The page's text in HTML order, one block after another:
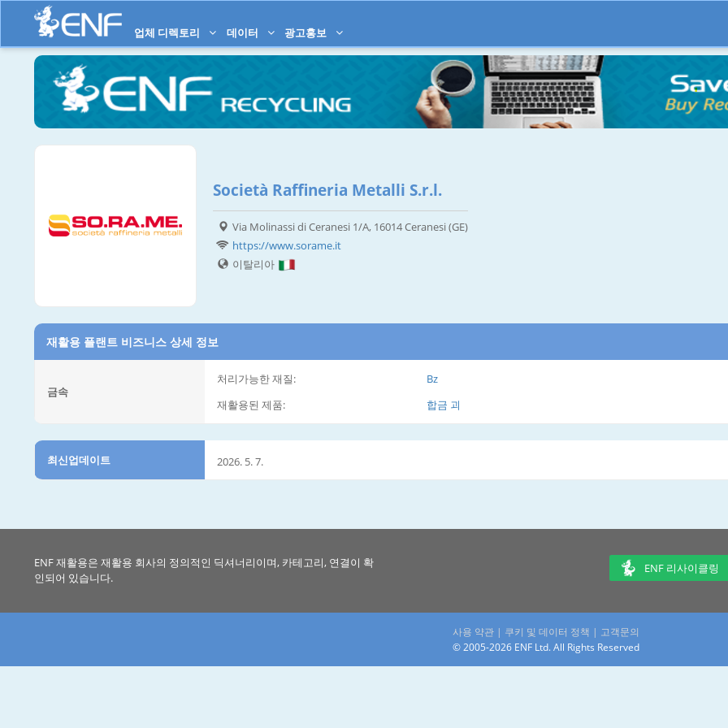
업체 디렉토리 데이터 광고홍보
Società Raffineria Metalli S.r.l.
Via Molinassi di Ceranesi 1/A, 16014 Ceranesi (GE)
https://www.sorame.it
이탈리아
재활용 플랜트 비즈니스 상세 정보
금속
처리가능한 재질:
Bz
재활용된 제품:
합금 괴
최신업데이트 2026. 5. 7.
ENF 재활용은 재활용 회사의 정의적인 딕셔너리이며, 카테고리, 연결이 확
인되어 있습니다.
ENF 리사이클링
사용 약관 | 쿠키 및 데이터 정책 | 고객문의
© 2005-2026 ENF Ltd. All Rights Reserved